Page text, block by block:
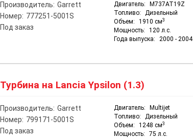
Производитель: Garrett
Номер: 777251-5001S
Под заказ
Двигатель:
M737AT19Z
Топливо:
Дизельный
Объем:
1910 см3
Мощность:
120 л.с.
Года выпуска:
2000 - 2004
Турбина на Lancia Ypsilon (1.3)
Производитель: Garrett
Номер: 799171-5001S
Под заказ
Двигатель:
Multijet
Топливо:
Дизельный
Объем:
1248 см3
Мощность:
75 л.с.